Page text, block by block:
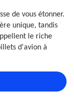
de vous étonner.
unique, tandis
le riche
d'avion à